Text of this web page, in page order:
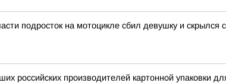
подросток на мотоцикле сбил девушку и скрылся
российских производителей картонной упаковки